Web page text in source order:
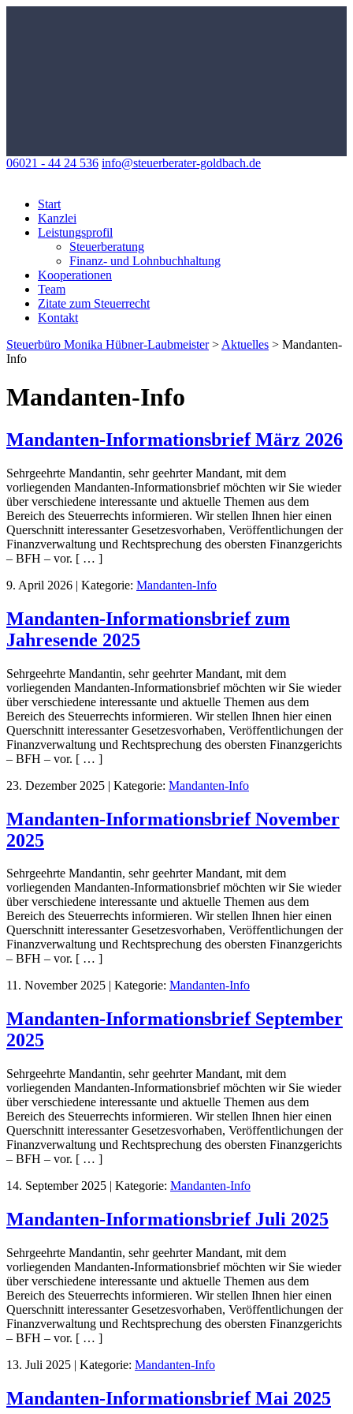
06021 - 44 24 536 info@steuerberater-goldbach.de
Start
Kanzlei
Leistungsprofil
Steuerberatung
Finanz- und Lohnbuchhaltung
Kooperationen
Team
Zitate zum Steuerrecht
Kontakt
Steuerbüro Monika Hübner-Laubmeister> Aktuelles > Mandanten-
Info
Mandanten-Info
Mandanten-Informationsbrief März 2026
Sehrgeehrte Mandantin, sehr geehrter Mandant, mit dem
vorliegenden Mandanten-Informationsbrief möchten wir Sie wieder
über verschiedene interessante und aktuelle Themen aus dem
Bereich des Steuerrechts informieren. Wir stellen Ihnen hier einen
Querschnitt interessanter Gesetzesvorhaben, Veröffentlichungen der
Finanzverwaltung und Rechtsprechung des obersten Finanzgerichts
– BFH – vor. [ … ]
9. April 2026 | Kategorie: Mandanten-Info
Mandanten-Informationsbrief zum
Jahresende 2025
Sehrgeehrte Mandantin, sehr geehrter Mandant, mit dem
vorliegenden Mandanten-Informationsbrief möchten wir Sie wieder
über verschiedene interessante und aktuelle Themen aus dem
Bereich des Steuerrechts informieren. Wir stellen Ihnen hier einen
Querschnitt interessanter Gesetzesvorhaben, Veröffentlichungen der
Finanzverwaltung und Rechtsprechung des obersten Finanzgerichts
– BFH – vor. [ … ]
23. Dezember 2025 | Kategorie: Mandanten-Info
Mandanten-Informationsbrief November
2025
Sehrgeehrte Mandantin, sehr geehrter Mandant, mit dem
vorliegenden Mandanten-Informationsbrief möchten wir Sie wieder
über verschiedene interessante und aktuelle Themen aus dem
Bereich des Steuerrechts informieren. Wir stellen Ihnen hier einen
Querschnitt interessanter Gesetzesvorhaben, Veröffentlichungen der
Finanzverwaltung und Rechtsprechung des obersten Finanzgerichts
– BFH – vor. [ … ]
11. November 2025 | Kategorie: Mandanten-Info
Mandanten-Informationsbrief September
2025
Sehrgeehrte Mandantin, sehr geehrter Mandant, mit dem
vorliegenden Mandanten-Informationsbrief möchten wir Sie wieder
über verschiedene interessante und aktuelle Themen aus dem
Bereich des Steuerrechts informieren. Wir stellen Ihnen hier einen
Querschnitt interessanter Gesetzesvorhaben, Veröffentlichungen der
Finanzverwaltung und Rechtsprechung des obersten Finanzgerichts
– BFH – vor. [ … ]
14. September 2025 | Kategorie: Mandanten-Info
Mandanten-Informationsbrief Juli 2025
Sehrgeehrte Mandantin, sehr geehrter Mandant, mit dem
vorliegenden Mandanten-Informationsbrief möchten wir Sie wieder
über verschiedene interessante und aktuelle Themen aus dem
Bereich des Steuerrechts informieren. Wir stellen Ihnen hier einen
Querschnitt interessanter Gesetzesvorhaben, Veröffentlichungen der
Finanzverwaltung und Rechtsprechung des obersten Finanzgerichts
– BFH – vor. [ … ]
13. Juli 2025 | Kategorie: Mandanten-Info
Mandanten-Informationsbrief Mai 2025